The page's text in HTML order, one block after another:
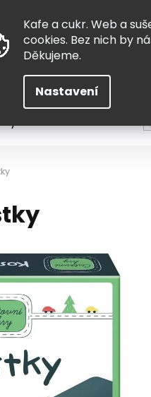
Kafe a cukr. Web a
cookies. Bez nich by
Děkujeme.
Nastavení